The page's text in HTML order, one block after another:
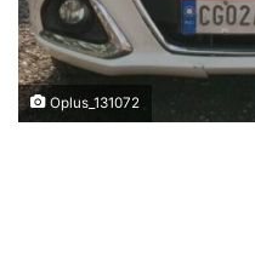
Oplus_131072